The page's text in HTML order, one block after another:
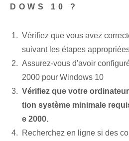
DOWS 10 ?
Vérifiez que vous avez
suivant les étapes
Assurez-vous d'avoir
2000 pour Windows 10
Vérifiez que votre
tion système minimale
e 2000.
Recherchez en ligne si des